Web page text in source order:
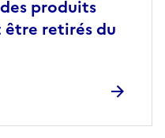
produits
retirés du